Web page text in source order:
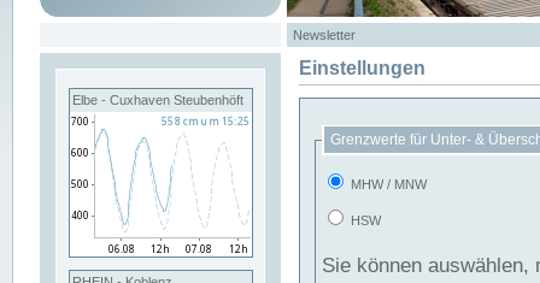
Newsletter
Elbe - Cuxhaven Steubenhöft
Einstellungen
Grenzwerte für Unter- &
MHW / MNW
HSW
Sie können